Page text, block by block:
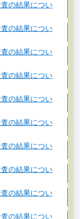
の結果につい
の結果につい
の結果につい
の結果につい
の結果につい
の結果につい
の結果につい
の結果につい
の結果につい
の結果につい